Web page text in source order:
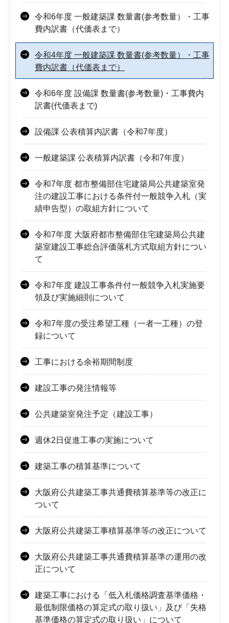
令和6年度 一般建築課 数量書(参考数量）・工事
費内訳書（代価表まで）
令和4年度 一般建築課 数量書(参考数量）・工事
費内訳書（代価表まで）
令和6年度 設備課 数量書(参考数量)・工事費内
訳書(代価表まで)
設備課 公表積算内訳書（令和7年度）
一般建築課 公表積算内訳書（令和7年度）
令和7年度 都市整備部住宅建築局公共建築室発
注の建設工事における条件付一般競争入札（実
績申告型）の取組方針について
令和7年度 大阪府都市整備部住宅建築局公共建
築室建設工事総合評価落札方式取組方針につい
て
令和7年度 建設工事条件付一般競争入札実施要
領及び実施細則について
令和7年度の受注希望工種（一者一工種）の登
録について
工事における余裕期間制度
建設工事の発注情報等
公共建築室発注予定（建設工事）
週休2日促進工事の実施について
建築工事の積算基準について
大阪府公共建築工事共通費積算基準等の改正に
ついて
大阪府公共建築工事積算基準等の改正について
大阪府公共建築工事共通費積算基準の運用の改
正について
建築工事における「低入札価格調査基準価格・
最低制限価格の算定式の取り扱い」及び「失格
基準価格の算定式の取り扱い」について